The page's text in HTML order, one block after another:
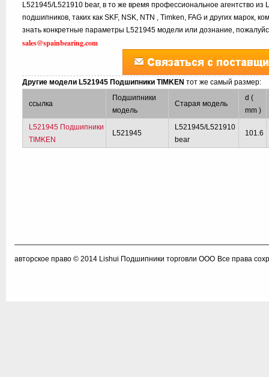
L521945/L521910 bear, в то же время профессиональное агентство из
подшипников, таких как SKF, NSK, NTN , Timken, FAG и других марок,
знать конкретные параметры L521945 модели или дознание,
sales@spainbearing.com
Другие модели L521945 Подшипники TIMKENтот же самый размер:
ссылка
Подшипники
модель
Старая модель
d (
mm )
L521945 Подшипники
TIMKEN
L521945
L521945/L521910
bear
101.6
авторское право © 2014 Lishui Подшипники торговли ООО Все права